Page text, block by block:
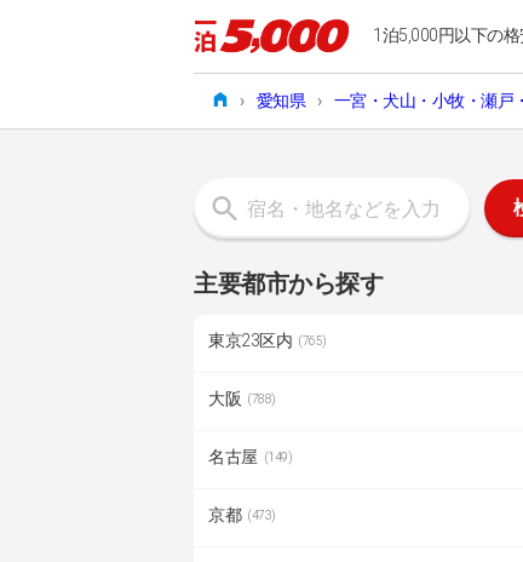
1泊5,000円以下の
› 愛知県 › 一宮・犬山・小牧・瀬戸
主要都市から探す
東京23区内 (765)
大阪 (788)
名古屋 (149)
京都 (473)